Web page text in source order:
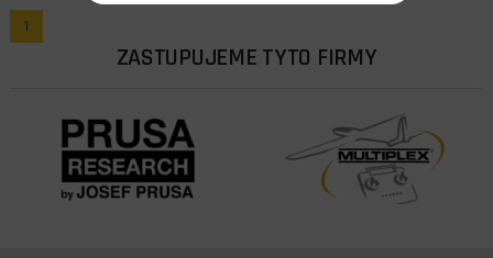
1
ZASTUPUJEME TYTO FIRMY